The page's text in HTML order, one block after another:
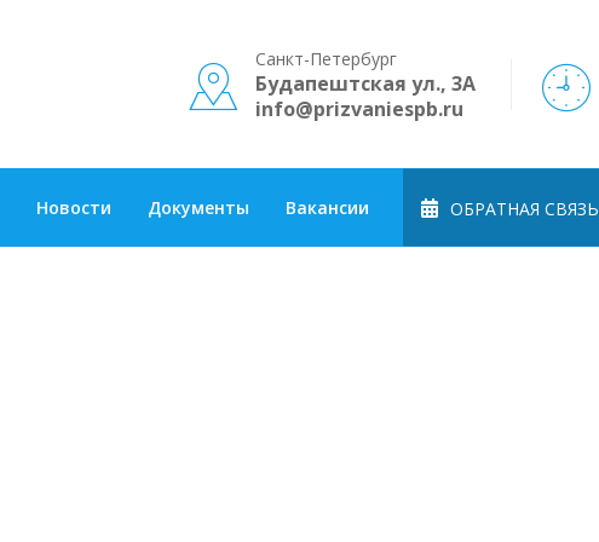
Санкт-Петербург
Будапештская ул., 3А
info@prizvaniespb.ru
Новости Документы Вакансии ОБРАТНАЯ СВЯЗЬ